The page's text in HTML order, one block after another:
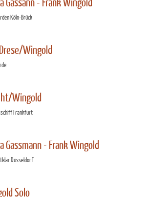
Gassann - Frank Wingold
Köln-Brück
Wingold
Wingold
Frankfurt
Gassmann - Frank Wingold
Düsseldorf
Solo